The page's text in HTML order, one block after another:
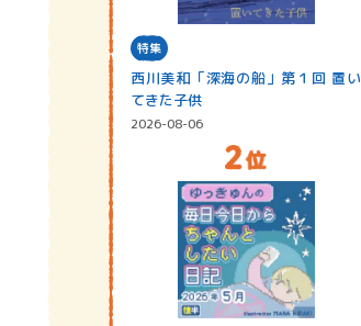
特集
西川美和「深海の船」第１回 置い
てきた子供
2026-08-06